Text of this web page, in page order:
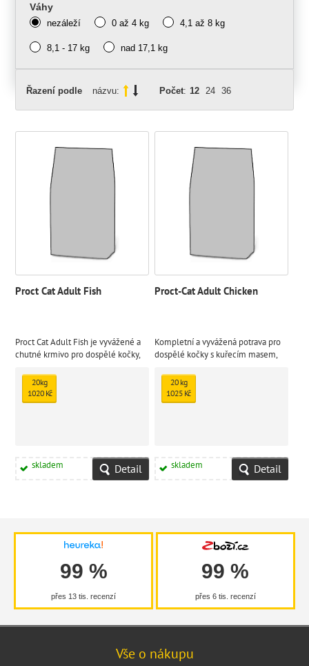
Váhy
nezáleží 0 až 4 kg 4,1 až 8 kg
8,1 - 17 kg nad 17,1 kg
Řazení podle názvu: Počet: 12 24 36
Proct Cat Adult Fish
Proct Cat Adult Fish je vyvážené a
chutné krmivo pro dospělé kočky,
20kg
1020 Kč
skladem Detail
Proct-Cat Adult Chicken
Kompletní a vyvážená potrava pro
dospělé kočky s kuřecím masem,
20 kg
1025 Kč
skladem Detail
99 %
přes 13 tis. recenzí
99 %
přes 6 tis. recenzí
Vše o nákupu